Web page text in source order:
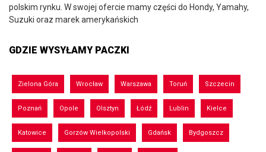
polskim rynku. W swojej ofercie mamy części do Hondy, Yamahy,
Suzuki oraz marek amerykańskich
GDZIE WYSYŁAMY PACZKI
Zielona Góra Wrocław Warszawa Toruń Szczecin
Poznań Opole Olsztyn Łódź Lublin Kielce
Katowice Gorzów Wielkopolski Gdańsk Bydgoszcz